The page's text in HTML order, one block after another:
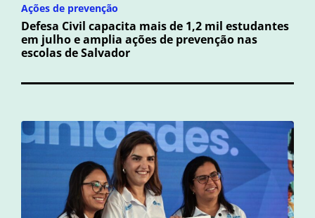
Ações de prevenção
Defesa Civil capacita mais de 1,2 mil estudantes
em julho e amplia ações de prevenção nas
escolas de Salvador